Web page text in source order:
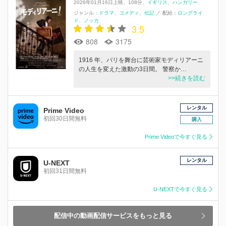
2026年01月16日上映 108分 イギリス
ハンガリー
ジャンル：
ドラマ コメディ 伝記 ／ 配給： ロングライ
ド
ノッカ
3.5
808 3175
1916 年、パリを舞台に芸術家モディリアーニ
の人生を変えた激動の3日間。 警察か…
>>続きを読む
Prime Video
初回30日間無料
レンタル
購入
Prime Videoで今すぐ見る
U-NEXT
初回31日間無料
レンタル
U-NEXTで今すぐ見る
配信中の動画配信サービスをもっと見る